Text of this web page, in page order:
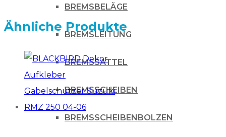
BREMSBELÄGE
BREMSLEITUNG
BREMSSATTEL
BREMSSCHEIBEN
BREMSSCHEIBENBOLZEN
Ähnliche Produkte